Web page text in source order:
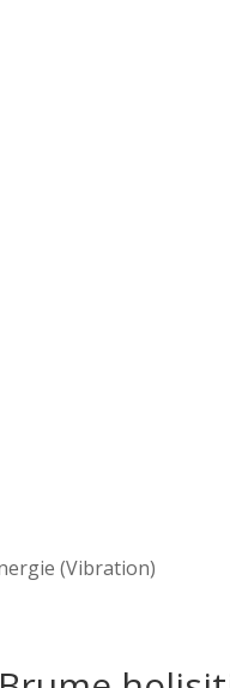
(Vibration)